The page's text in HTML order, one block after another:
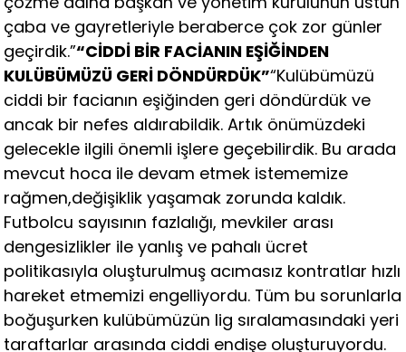
çaba ve gayretleriyle beraberce çok zor günler
geçirdik.”“CİDDİ BİR FACİANIN EŞİĞİNDEN
KULÜBÜMÜZÜ GERİ DÖNDÜRDÜK”“Kulübümüzü
ciddi bir facianın eşiğinden geri döndürdük ve
ancak bir nefes aldırabildik. Artık önümüzdeki
gelecekle ilgili önemli işlere geçebilirdik. Bu arada
mevcut hoca ile devam etmek istememize
rağmen,değişiklik yaşamak zorunda kaldık.
Futbolcu sayısının fazlalığı, mevkiler arası
dengesizlikler ile yanlış ve pahalı ücret
politikasıyla oluşturulmuş acımasız kontratlar hızlı
hareket etmemizi engelliyordu. Tüm bu sorunlarla
boğuşurken kulübümüzün lig sıralamasındaki yeri
taraftarlar arasında ciddi endişe oluşturuyordu.